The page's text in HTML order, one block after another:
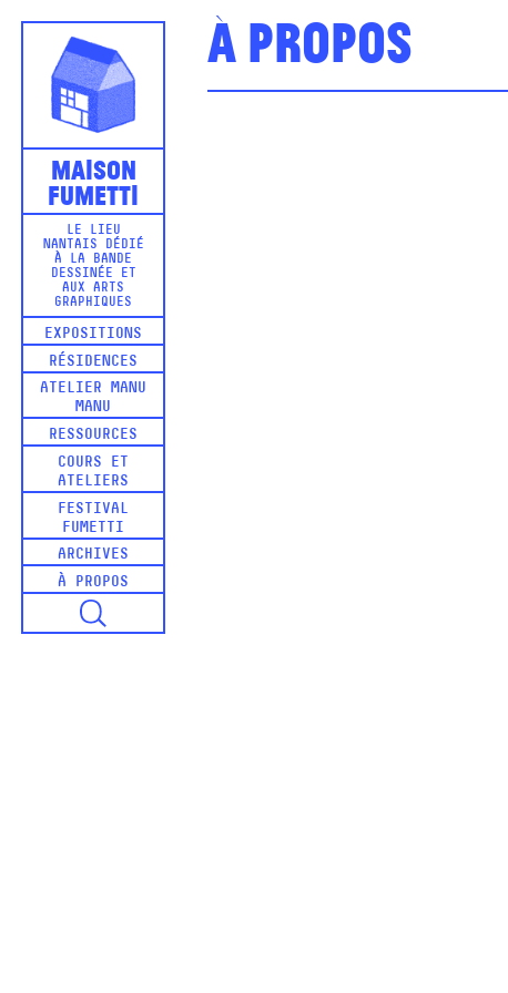
Maison
Fumetti
LE LIEU
NANTAIS DÉDIÉ
À LA BANDE
DESSINÉE ET
AUX ARTS
GRAPHIQUES
EXPOSITIONS
RÉSIDENCES
ATELIER MANU
MANU
RESSOURCES
COURS ET
ATELIERS
FESTIVAL
FUMETTI
ARCHIVES
À PROPOS
À propos